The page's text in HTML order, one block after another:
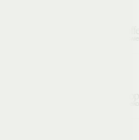
Owsianka
ze słonym karmelem i
z musem kokosowo-